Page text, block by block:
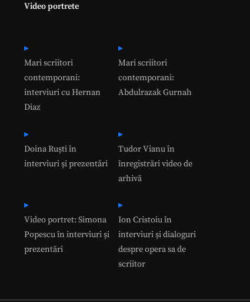
Video portrete
Mari scriitori
contemporani:
interviuri cu Hernan
Diaz
Mari scriitori
contemporani:
Abdulrazak Gurnah
Doina Ruști în
interviuri și prezentări
Tudor Vianu în
înregistrări video de
arhivă
Video portret: Simona
Popescu în interviuri și
prezentări
Ion Cristoiu în
interviuri și dialoguri
despre opera sa de
scriitor